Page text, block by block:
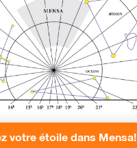
votre étoile dans Mensa!